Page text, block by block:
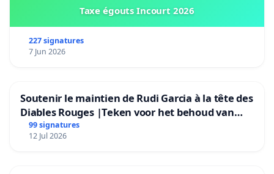
Taxe égouts Incourt 2026
227 signatures
7 Jun 2026
Soutenir le maintien de Rudi Garcia à la tête des
Diables Rouges |Teken voor het behoud van
Rudi Garcia als bondscoach
99 signatures
12 Jul 2026